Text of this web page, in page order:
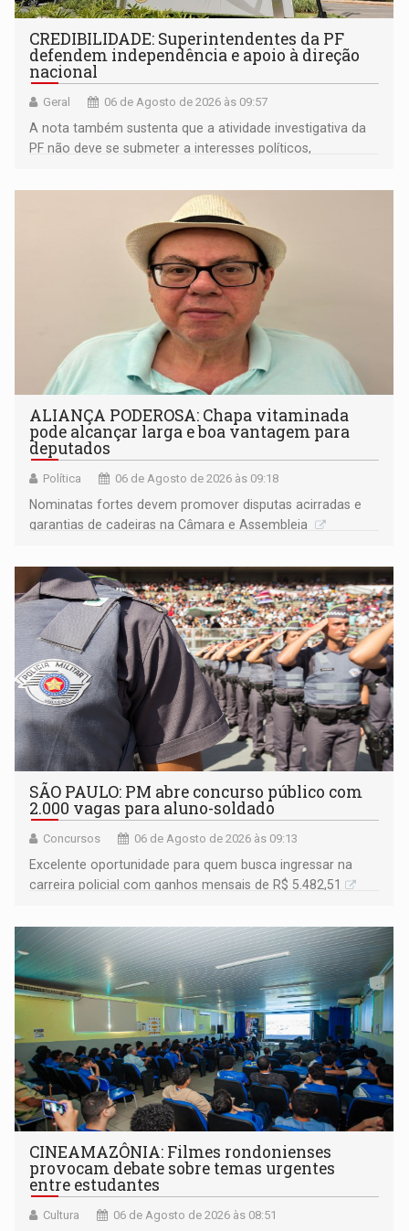
CREDIBILIDADE: Superintendentes da PF
defendem independência e apoio à direção
nacional
Geral 06 de Agosto de 2026 às 09:57
A nota também sustenta que a atividade investigativa da
PF não deve se submeter a interesses políticos,
ALIANÇA PODEROSA: Chapa vitaminada
pode alcançar larga e boa vantagem para
deputados
Política 06 de Agosto de 2026 às 09:18
Nominatas fortes devem promover disputas acirradas e
garantias de cadeiras na Câmara e Assembleia
SÃO PAULO: PM abre concurso público com
2.000 vagas para aluno-soldado
Concursos 06 de Agosto de 2026 às 09:13
Excelente oportunidade para quem busca ingressar na
carreira policial com ganhos mensais de R$ 5.482,51
CINEAMAZÔNIA: Filmes rondonienses
provocam debate sobre temas urgentes
entre estudantes
Cultura 06 de Agosto de 2026 às 08:51